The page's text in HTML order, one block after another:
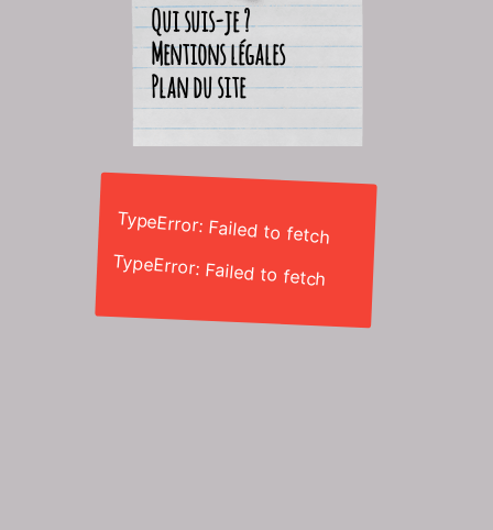
Qui suis-je ?
Mentions légales
Plan du site
TypeError: Failed to fetch
TypeError: Failed to fetch